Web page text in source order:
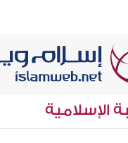
الإسلامية